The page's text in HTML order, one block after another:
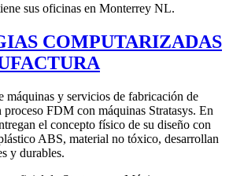
sus oficinas en Monterrey NL.
COMPUTARIZADAS
máquinas y servicios de fabricación de
FDM con máquinas Stratasys. En
el concepto físico de su diseño con
ABS, material no tóxico, desarrollan
y durables.